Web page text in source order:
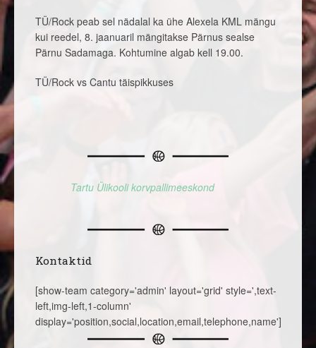
TÜ/Rock peab sel nädalal ka ühe Alexela KML mängu
kui reedel, 8. jaanuaril mängitakse Pärnus sealse
Pärnu Sadamaga. Kohtumine algab kell 19.00.
TÜ/Rock vs Cantu täispikkuses
Tartu Ülikooli korvpallimeeskond
Kontaktid
[show-team category='admin' layout='grid' style=',text-
left,img-left,1-column'
display='position,social,location,email,telephone,name']